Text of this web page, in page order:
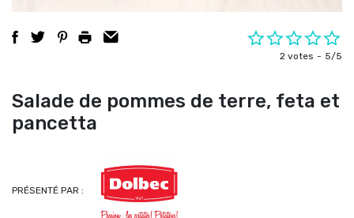
2 votes 5/5
Salade de pommes de terre, feta et
pancetta
PRÉSENTÉ PAR :